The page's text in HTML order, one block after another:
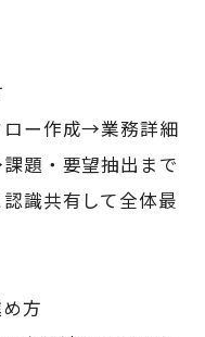
ー作成→業務詳細
題・要望抽出まで
識共有して全体最
方